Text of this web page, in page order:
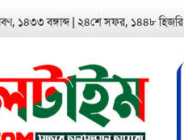
১৪৩৩ বঙ্গাব্দ ২৪শে সফর, ১৪৪৮ হিজরি